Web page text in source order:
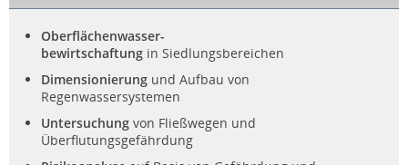
Oberflächenwasser-
bewirtschaftung in Siedlungsbereichen
Dimensionierung und Aufbau von
Regenwassersystemen
Untersuchung von Fließwegen und
Überflutungsgefährdung